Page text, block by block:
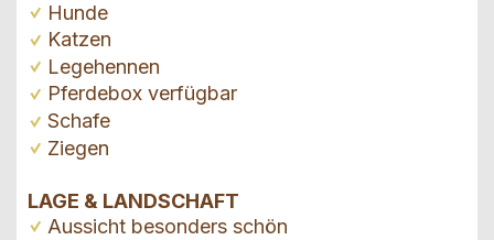
Hunde
Katzen
Legehennen
Pferdebox verfügbar
Schafe
Ziegen
LAGE & LANDSCHAFT
Aussicht besonders schön